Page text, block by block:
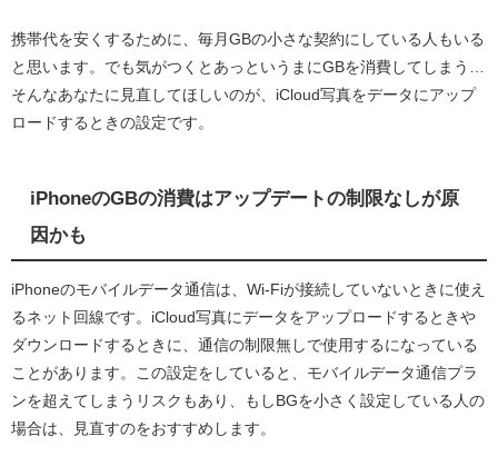
携帯代を安くするために、毎月GBの小さな契約にしている人もいる
と思います。でも気がつくとあっというまにGBを消費してしまう…
そんなあなたに見直してほしいのが、iCloud写真をデータにアップ
ロードするときの設定です。
iPhoneのGBの消費はアップデートの制限なしが原
因かも
iPhoneのモバイルデータ通信は、Wi-Fiが接続していないときに使え
るネット回線です。iCloud写真にデータをアップロードするときや
ダウンロードするときに、通信の制限無しで使用するになっている
ことがあります。この設定をしていると、モバイルデータ通信プラ
ンを超えてしまうリスクもあり、もしBGを小さく設定している人の
場合は、見直すのをおすすめします。